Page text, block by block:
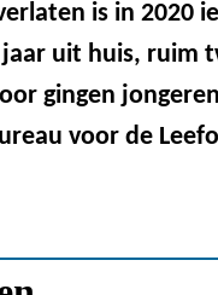
is in 2020
uit huis, ruim
gingen
voor de